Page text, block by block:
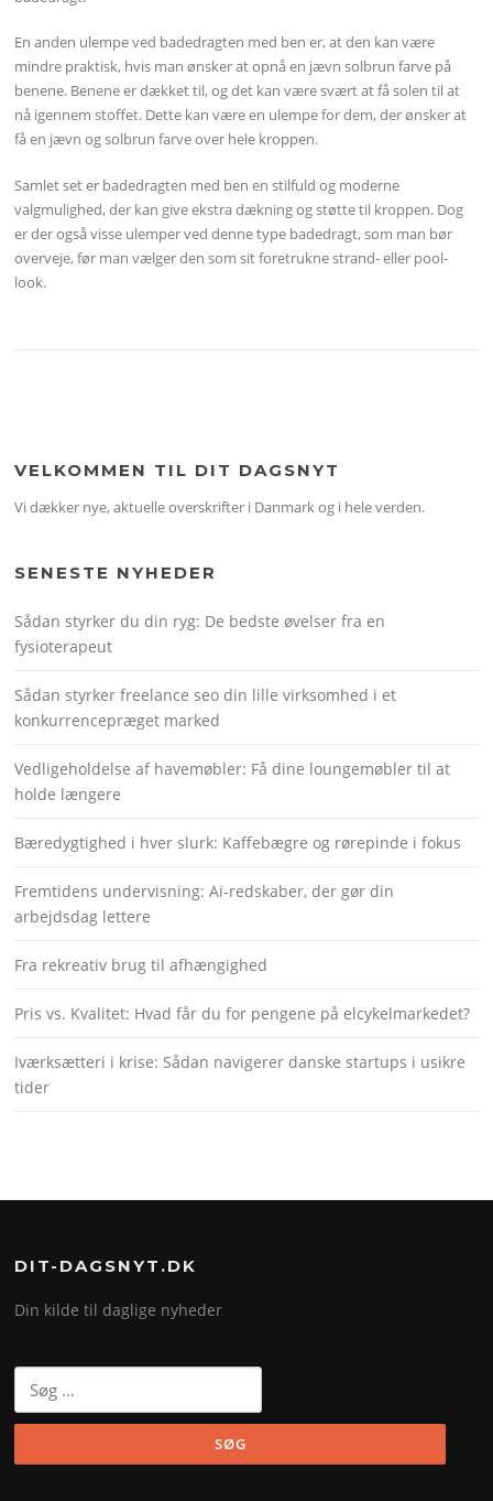
En anden ulempe ved badedragten med ben er, at den kan være
mindre praktisk, hvis man ønsker at opnå en jævn solbrun farve på
benene. Benene er dækket til, og det kan være svært at få solen til at
nå igennem stoffet. Dette kan være en ulempe for dem, der ønsker at
få en jævn og solbrun farve over hele kroppen.
Samlet set er badedragten med ben en stilfuld og moderne
valgmulighed, der kan give ekstra dækning og støtte til kroppen. Dog
er der også visse ulemper ved denne type badedragt, som man bør
overveje, før man vælger den som sit foretrukne strand- eller pool-
look.
VELKOMMEN TIL DIT DAGSNYT
Vi dækker nye, aktuelle overskrifter i Danmark og i hele verden.
SENESTE NYHEDER
Sådan styrker du din ryg: De bedste øvelser fra en
fysioterapeut
Sådan styrker freelance seo din lille virksomhed i et
konkurrencepræget marked
Vedligeholdelse af havemøbler: Få dine loungemøbler til at
holde længere
Bæredygtighed i hver slurk: Kaffebægre og rørepinde i fokus
Fremtidens undervisning: Ai-redskaber, der gør din
arbejdsdag lettere
Fra rekreativ brug til afhængighed
Pris vs. Kvalitet: Hvad får du for pengene på elcykelmarkedet?
Iværksætteri i krise: Sådan navigerer danske startups i usikre
tider
DIT-DAGSNYT.DK
Din kilde til daglige nyheder
efter: